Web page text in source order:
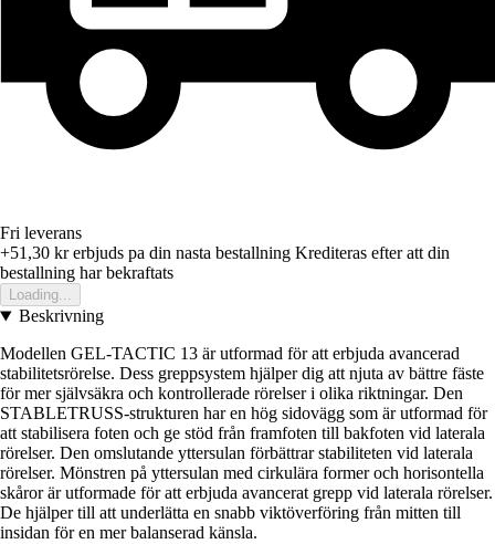
Fri leverans
+51,30 krerbjuds pa din nasta bestallning Krediteras efter att din
bestallning har bekraftats
Loading...
Beskrivning
Modellen GEL-TACTIC 13 är utformad för att erbjuda avancerad
stabilitetsrörelse. Dess greppsystem hjälper dig att njuta av bättre fäste
för mer självsäkra och kontrollerade rörelser i olika riktningar. Den
STABLETRUSS-strukturen har en hög sidovägg som är utformad för
att stabilisera foten och ge stöd från framfoten till bakfoten vid laterala
rörelser. Den omslutande yttersulan förbättrar stabiliteten vid laterala
rörelser. Mönstren på yttersulan med cirkulära former och horisontella
skåror är utformade för att erbjuda avancerat grepp vid laterala rörelser.
De hjälper till att underlätta en snabb viktöverföring från mitten till
insidan för en mer balanserad känsla.